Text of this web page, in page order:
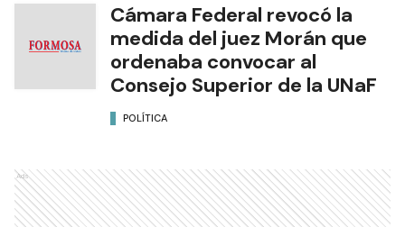
Cámara Federal revocó la
medida del juez Morán que
ordenaba convocar al
Consejo Superior de la UNaF
POLÍTICA
Ads